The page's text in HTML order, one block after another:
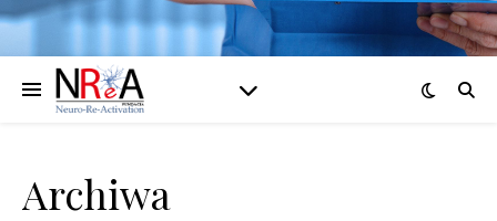
Archiwa